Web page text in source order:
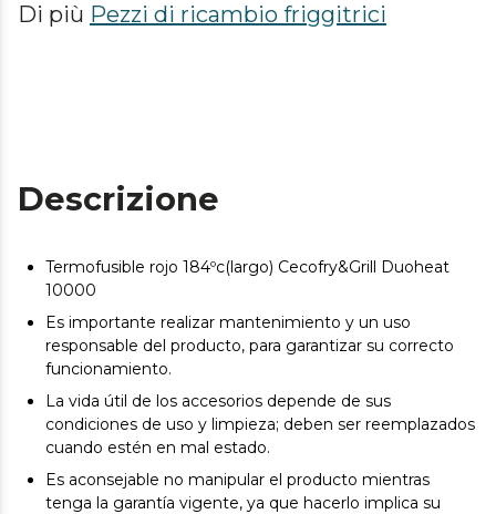
Di più Pezzi di ricambio friggitrici
Descrizione
Termofusible rojo 184ºc(largo) Cecofry&Grill Duoheat
10000
Es importante realizar mantenimiento y un uso
responsable del producto, para garantizar su correcto
funcionamiento.
La vida útil de los accesorios depende de sus
condiciones de uso y limpieza; deben ser reemplazados
cuando estén en mal estado.
Es aconsejable no manipular el producto mientras
tenga la garantía vigente, ya que hacerlo implica su